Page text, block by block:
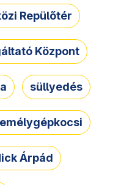
Repülőtér
Központ
süllyedés
Árpád